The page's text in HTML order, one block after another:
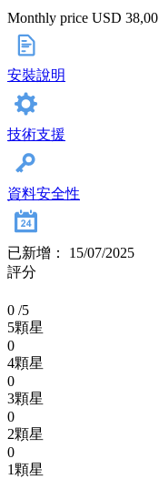
Monthly price USD 38,00
安裝說明
技術支援
資料安全性
已新增： 15/07/2025
評分
0 /5
5顆星
0
4顆星
0
3顆星
0
2顆星
0
1顆星